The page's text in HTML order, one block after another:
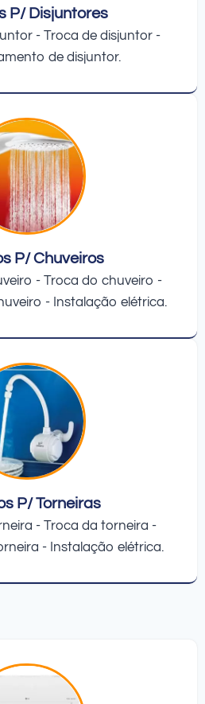
P/ Disjuntores
- Troca de disjuntor -
de disjuntor.
P/ Chuveiros
- Troca do chuveiro -
- Instalação elétrica.
P/ Torneiras
- Troca da torneira -
- Instalação elétrica.